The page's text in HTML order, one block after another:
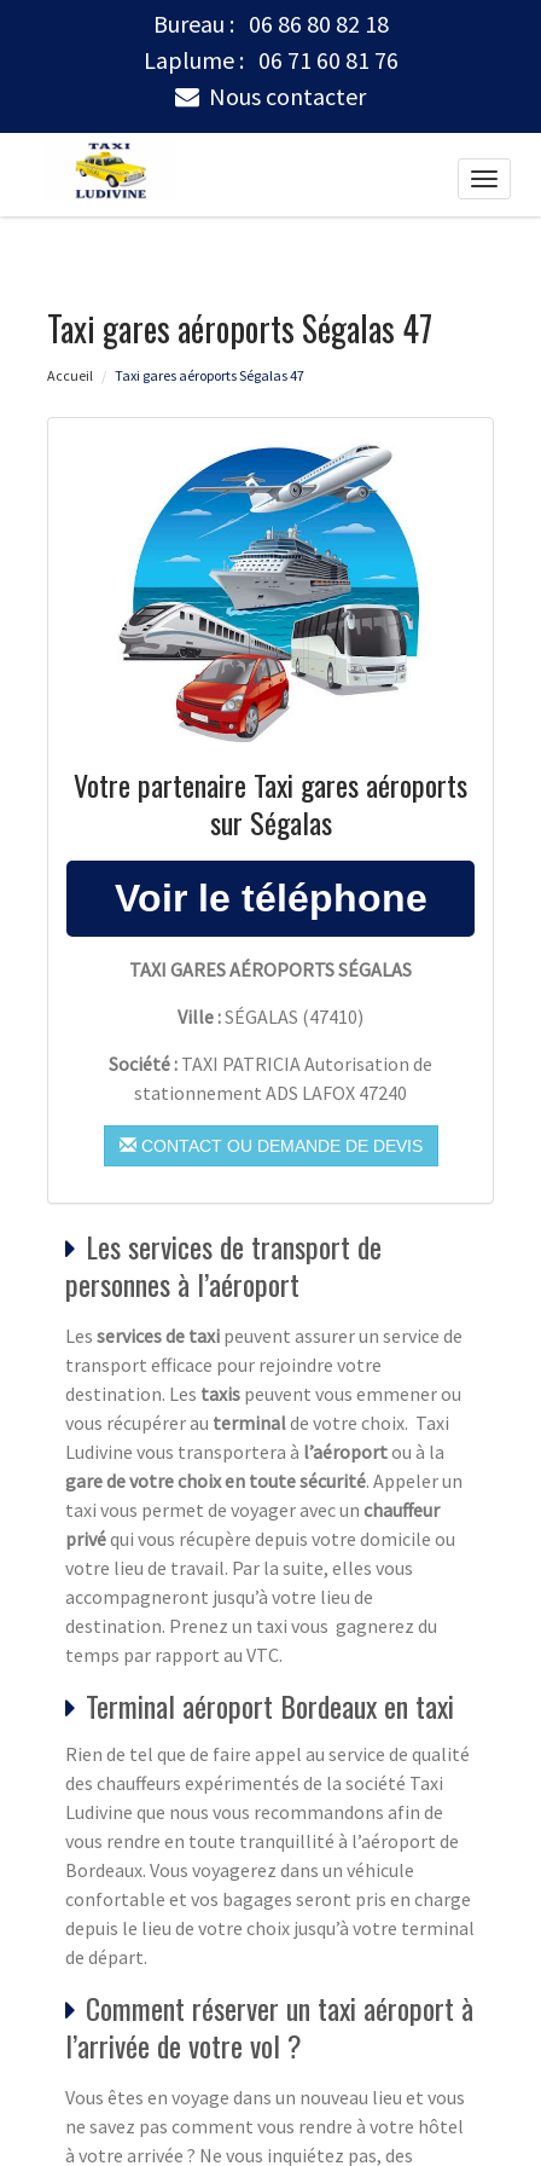
Bureau : 06 86 80 82 18
Laplume : 06 71 60 81 76
Nous contacter
Toggle
Taxi gares aéroports Ségalas 47
Accueil Taxi gares aéroports Ségalas 47
Votre partenaire Taxi gares aéroports
sur Ségalas
TAXI GARES AÉROPORTS SÉGALAS
Ville :SÉGALAS (47410)
Société : TAXI PATRICIA Autorisation de
stationnement ADS LAFOX 47240
CONTACT OU DEMANDE DE DEVIS
Les services de transport de
personnes à l’aéroport
Les services de taxi peuvent assurer un service de
transport efficace pour rejoindre votre
destination. Les taxis peuvent vous emmener ou
vous récupérer au terminalde votre choix. Taxi
Ludivine vous transportera à l’aéroportou à la
gare de votre choix en toute sécurité. Appeler un
taxi vous permet de voyager avec un chauffeur
privéqui vous récupère depuis votre domicile ou
votre lieu de travail. Par la suite, elles vous
accompagneront jusqu’à votre lieu de
destination. Prenez un taxi vous gagnerez du
temps par rapport au VTC.
Terminal aéroport Bordeaux en taxi
Rien de tel que de faire appel au service de qualité
des chauffeurs expérimentés de la société Taxi
Ludivine que nous vous recommandons afin de
vous rendre en toute tranquillité à l’aéroport de
Bordeaux. Vous voyagerez dans un véhicule
confortable et vos bagages seront pris en charge
depuis le lieu de votre choix jusqu’à votre terminal
de départ.
Comment réserver un taxi aéroport à
l’arrivée de votre vol ?
Vous êtes en voyage dans un nouveau lieu et vous
ne savez pas comment vous rendre à votre hôtel
à votre arrivée ? Ne vous inquiétez pas, des